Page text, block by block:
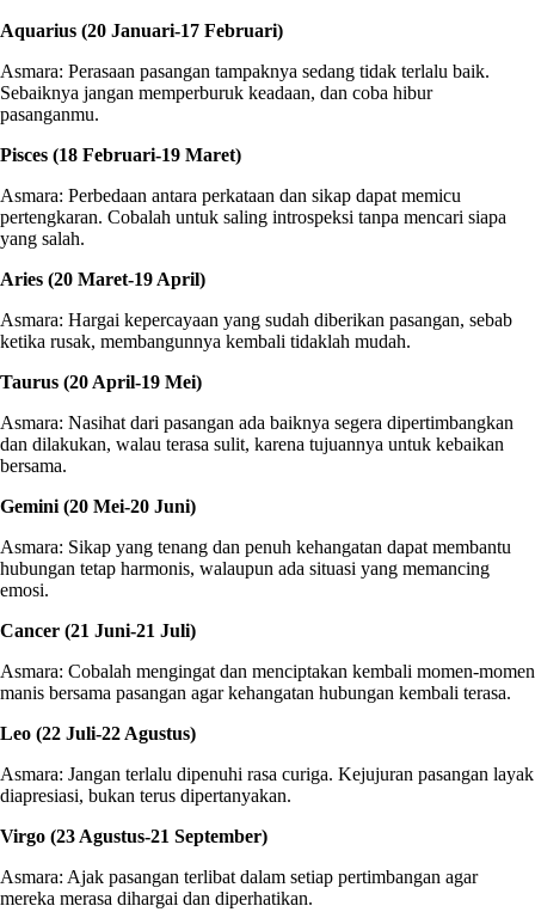
Aquarius (20 Januari-17 Februari)
Asmara: Perasaan pasangan tampaknya sedang tidak terlalu baik.
Sebaiknya jangan memperburuk keadaan, dan coba hibur
pasanganmu.
Pisces (18 Februari-19 Maret)
Asmara: Perbedaan antara perkataan dan sikap dapat memicu
pertengkaran. Cobalah untuk saling introspeksi tanpa mencari siapa
yang salah.
Aries (20 Maret-19 April)
Asmara: Hargai kepercayaan yang sudah diberikan pasangan, sebab
ketika rusak, membangunnya kembali tidaklah mudah.
Taurus (20 April-19 Mei)
Asmara: Nasihat dari pasangan ada baiknya segera dipertimbangkan
dan dilakukan, walau terasa sulit, karena tujuannya untuk kebaikan
bersama.
Gemini (20 Mei-20 Juni)
Asmara: Sikap yang tenang dan penuh kehangatan dapat membantu
hubungan tetap harmonis, walaupun ada situasi yang memancing
emosi.
Cancer (21 Juni-21 Juli)
Asmara: Cobalah mengingat dan menciptakan kembali momen-momen
manis bersama pasangan agar kehangatan hubungan kembali terasa.
Leo (22 Juli-22 Agustus)
Asmara: Jangan terlalu dipenuhi rasa curiga. Kejujuran pasangan layak
diapresiasi, bukan terus dipertanyakan.
Virgo (23 Agustus-21 September)
Asmara: Ajak pasangan terlibat dalam setiap pertimbangan agar
mereka merasa dihargai dan diperhatikan.